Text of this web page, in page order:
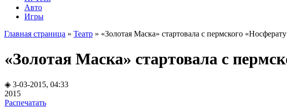
Авто
Игры
Главная страница » Театр » «Золотая Маска» стартовала с пермского
«Золотая Маска» стартовала с
◈ 3-03-2015, 04:33
2015
Распечатать